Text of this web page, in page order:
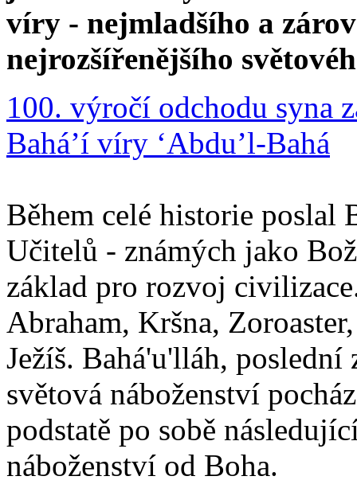
víry - nejmladšího a
nejrozšířenějšího
100. výročí odchodu syna
Bahá’í víry ‘Abdu’l-Bahá
Během celé historie poslal
Učitelů - známých jako
základ pro rozvoj
Abraham, Kršna,
Ježíš. Bahá'u'lláh,
světová náboženství
podstatě po sobě
náboženství od Boha.